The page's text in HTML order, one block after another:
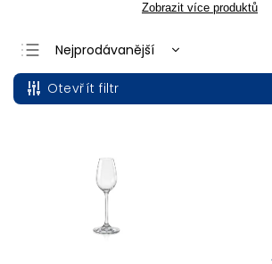
Zobrazit více produktů
Nejprodávanější
Nejlevnější
Nejdražší
Otevřít filtr